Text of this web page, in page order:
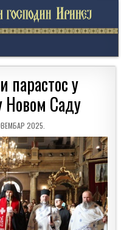
парастос у
Новом Саду
2025.